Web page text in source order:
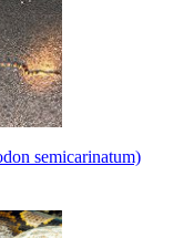
semicarinatum)